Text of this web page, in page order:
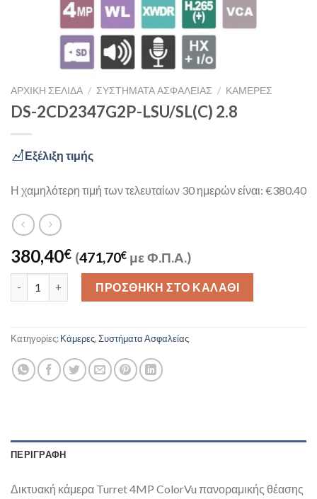
ΑΡΧΙΚΉ ΣΕΛΊΔΑ / ΣΥΣΤΉΜΑΤΑ ΑΣΦΑΛΕΊΑΣ / ΚΆΜΕΡΕΣ
DS-2CD2347G2P-LSU/SL(C) 2.8
Εξέλιξη τιμής
Η χαμηλότερη τιμή των τελευταίων 30 ημερών είναι: €380.40
380,40€ (471,70€ με Φ.Π.Α.)
DS-2CD2347G2P-LSU/SL(C) 2.8 ποσότητα
ΠΡΟΣΘΉΚΗ ΣΤΟ ΚΑΛΆΘΙ
Κατηγορίες:Κάμερες,Συστήματα Ασφαλείας
ΠΕΡΙΓΡΑΦΉ
Δικτυακή κάμερα Turret 4MP ColorVu πανοραμικής θέασης